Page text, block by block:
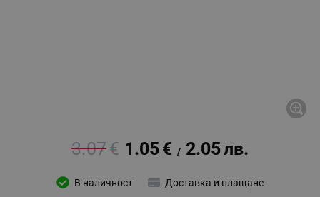
3.07€ 1.05€ / 2.05лв.
В наличност Доставка и плащане